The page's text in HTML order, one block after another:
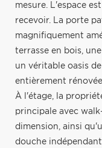
mesure. L'espace
recevoir. La porte
magnifiquement
terrasse en bois,
un véritable oasis
entièrement
À l'étage, la
principale avec
dimension, ainsi
douche